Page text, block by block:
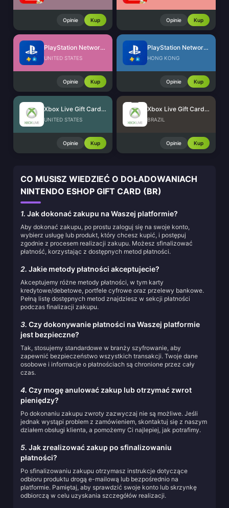
Opinie Kup Opinie Kup
PlayStation Network Card (US)
UNITED STATES
Opinie Kup
PlayStation Network Card (HK)
HONG KONG
Opinie Kup
Xbox Live Gift Card (US)
UNITED STATES
Opinie Kup
Xbox Live Gift Card (BR)
BRAZIL
Opinie Kup
CO MUSISZ WIEDZIEĆ O DOŁADOWANIACH
NINTENDO ESHOP GIFT CARD (BR)
1. Jak dokonać zakupu na Waszej platformie?
Aby dokonać zakupu, po prostu zaloguj się na swoje konto,
wybierz usługę lub produkt, który chcesz kupić, i postępuj
zgodnie z procesem realizacji zakupu. Możesz sfinalizować
płatność, korzystając z dostępnych metod płatności.
2. Jakie metody płatności akceptujecie?
Akceptujemy różne metody płatności, w tym karty
kredytowe/debetowe, portfele cyfrowe oraz przelewy bankowe.
Pełną listę dostępnych metod znajdziesz w sekcji płatności
podczas finalizacji zakupu.
3. Czy dokonywanie płatności na Waszej platformie
jest bezpieczne?
Tak, stosujemy standardowe w branży szyfrowanie, aby
zapewnić bezpieczeństwo wszystkich transakcji. Twoje dane
osobowe i informacje o płatnościach są chronione przez cały
czas.
4. Czy mogę anulować zakup lub otrzymać zwrot
pieniędzy?
Po dokonaniu zakupu zwroty zazwyczaj nie są możliwe. Jeśli
jednak wystąpi problem z zamówieniem, skontaktuj się z naszym
działem obsługi klienta, a pomożemy Ci najlepiej, jak potrafimy.
5. Jak zrealizować zakup po sfinalizowaniu
płatności?
Po sfinalizowaniu zakupu otrzymasz instrukcje dotyczące
odbioru produktu drogą e-mailową lub bezpośrednio na
platformie. Pamiętaj, aby sprawdzić swoje konto lub skrzynkę
odbiorczą w celu uzyskania szczegółów realizacji.